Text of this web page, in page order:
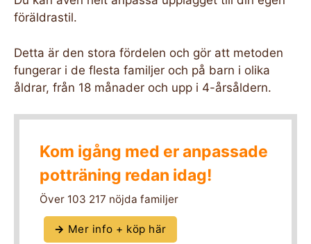
föräldrastil.
Detta är den stora fördelen och gör att metoden
fungerar i de flesta familjer och på barn i olika
åldrar, från 18 månader och upp i 4-årsåldern.
Kom igång med er anpassade
potträning redan idag!
Över 103 217 nöjda familjer
→ Mer info + köp här